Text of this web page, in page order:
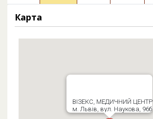
Карта
ВІЗЕКС, МЕДИЧНИЙ ЦЕНТР
м. Львів, вул. Наукова, 96б